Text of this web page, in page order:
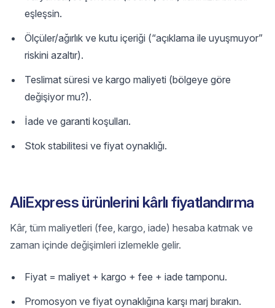
eşleşsin.
Ölçüler/ağırlık ve kutu içeriği (“açıklama ile uyuşmuyor”
riskini azaltır).
Teslimat süresi ve kargo maliyeti (bölgeye göre
değişiyor mu?).
İade ve garanti koşulları.
Stok stabilitesi ve fiyat oynaklığı.
AliExpress ürünlerini kârlı fiyatlandırma
Kâr, tüm maliyetleri (fee, kargo, iade) hesaba katmak ve
zaman içinde değişimleri izlemekle gelir.
Fiyat = maliyet + kargo + fee + iade tamponu.
Promosyon ve fiyat oynaklığına karşı marj bırakın.